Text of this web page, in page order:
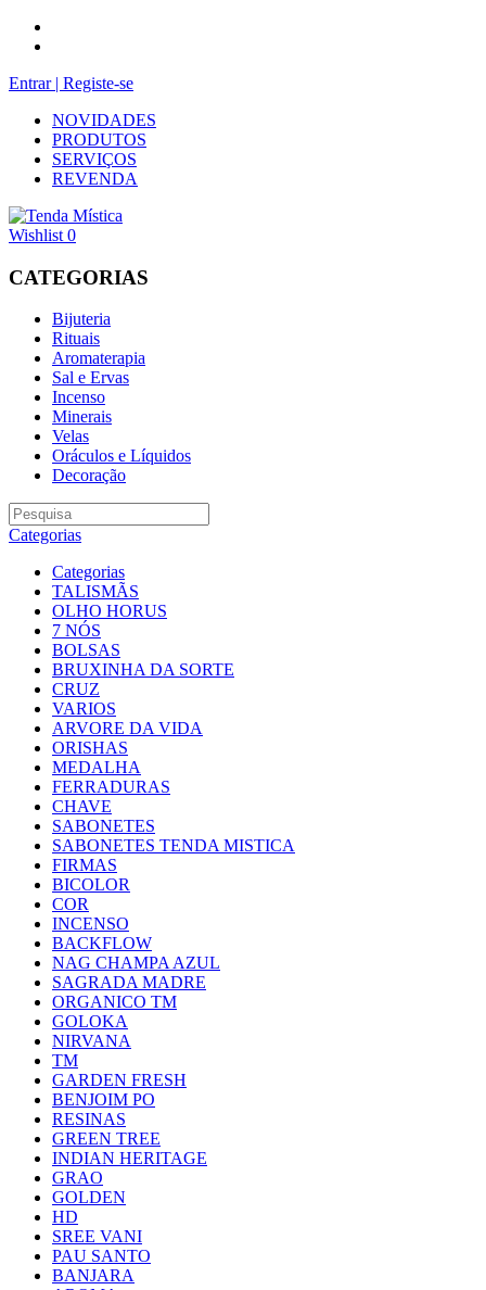
Entrar | Registe-se
NOVIDADES
PRODUTOS
SERVIÇOS
REVENDA
Wishlist 0
CATEGORIAS
Bijuteria
Rituais
Aromaterapia
Sal e Ervas
Incenso
Minerais
Velas
Oráculos e Líquidos
Decoração
Categorias
Categorias
TALISMÃS
OLHO HORUS
7 NÓS
BOLSAS
BRUXINHA DA SORTE
CRUZ
VARIOS
ARVORE DA VIDA
ORISHAS
MEDALHA
FERRADURAS
CHAVE
SABONETES
SABONETES TENDA MISTICA
FIRMAS
BICOLOR
COR
INCENSO
BACKFLOW
NAG CHAMPA AZUL
SAGRADA MADRE
ORGANICO TM
GOLOKA
NIRVANA
TM
GARDEN FRESH
BENJOIM PO
RESINAS
GREEN TREE
INDIAN HERITAGE
GRAO
GOLDEN
HD
SREE VANI
PAU SANTO
BANJARA